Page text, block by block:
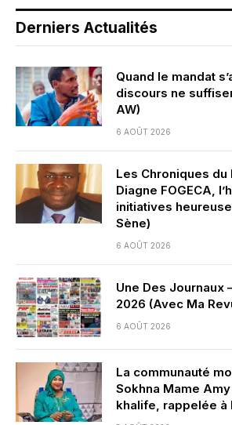
Derniers Actualités
Quand le mandat
discours ne
AW)
6 AOÛT 2026
Les Chroniques du
Diagne FOGECA,
initiatives
Sène)
6 AOÛT 2026
Une Des Journaux
2026 (Avec Ma
6 AOÛT 2026
La communauté
Sokhna Mame
khalife, rappelée à